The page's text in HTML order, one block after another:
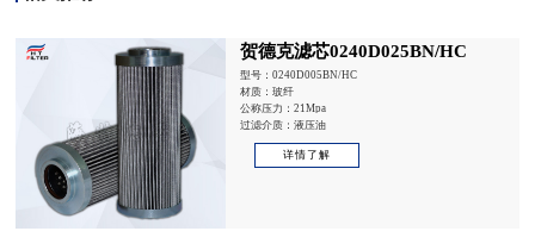
贺德克滤芯0240D025BN/HC
型号：0240D005BN/HC
材质：玻纤
公称压力：21Mpa
过滤介质：液压油
详情了解